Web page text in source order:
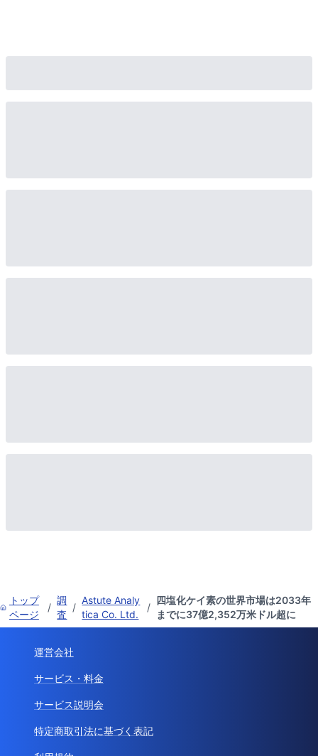
トップ
ページ
/
調
査
/
Astute Analy
tica Co. Ltd.
/
四塩化ケイ素の世界市場は2033年
までに37億2,352万米ドル超に
運営会社
サービス・料金
サービス説明会
特定商取引法に基づく表記